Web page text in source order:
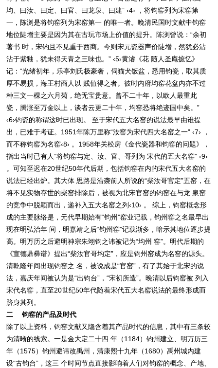
均、曰汝、曰定、曰官、曰龙泉、曰建” ‹4› ，将钧窑列为宋窑第
一，陈浏是将钧窑列为宋窑第一 的唯一者。晚清民国时文献中钧窑
地位陡增主要是因为其在古玩市场上价值的提升。陈浏曾说：“余初
著书 时，宋钧且不见重于西商。今则宋元瓷器声价陡增，然犹必沾
沾于紫釉，犹未得天青之三味也。” ‹5›黄濬《花 随人圣庵摭忆》
记：“光绪初年，乐亭刘氏极豪奢，伺猫犬饭盆，悉用钧瓷，取其质
厚不易损，海王村商人以 贱值得之者。彼时内府均窑花盆内亦不过
种三文一棵之六月菊，绝无宝贵意。曾不二十年，以欧人最重此
瓷，腾涨至万金以上，谈者云更二十年，均窑恐将绝迹国中矣。”
‹6›钧瓷的称谓这时已出现。 至于宋代五大名窑的说法最早由谁提
出，已难于考证。1951年陈万里称“汝窑为宋代四大名窑之一” ‹7› ，
而不称钧窑为名窑‹8› 。1958年关松房《金代瓷器和钧窑的问题》，
指出当时已有人“将钧窑与定、汝、官、哥列为 宋代的五大名窑” ‹9›
。可知至迟在20世纪50年代后期，包括钧窑在内的宋代五大名窑的
说法已经出炉。其大体 思路是沿袭前人所说的“柴汝哥官定”五窑，在
将不见实物存世的柴窑排除后，被视为北宋官窑的钧窑在与龙 泉窑
的竞争中脱颖而出，递补入五大名窑之列‹10› 。 综上，钧窑概念形
成的主要脉络是，元代早期始有“钧州”窑业记载，钧州窑之名最早出
现在明弘治年 间，明嘉靖之后“钧州窑”记载渐多，暗示其地位逐步提
高。明万历之后避明神宗朱翊钧之讳被记为“均州 窑”。明代后期的
《宣德鼎彝谱》提出“柴汝官哥均定”，应是钧州窑成为名窑的源头。
清乾隆年间出现钧窑之 名，被说成是“官窑”，有了其始于北宋的说
法，嘉庆年间被认为是“出钧台”，“宋初所造”。晚清以后钧窑被 列入
宋代名窑，直至20世纪50年代随着宋代五大名窑说法的最终形成而
跻身其列。
二 钧窑的产品及时代
除了以上资料，钧窑文献又隐含着其产品时代的信息，其中有三条较
为清晰的线索。一是金大定二十四 年（1184）钧州建立、明万历三
年（1575）钧州避讳改禹州，清康熙十九年（1680）禹州城内建
设“古钧台”，这三 个时间节点直接影响着人们对钧窑的概念、产地、